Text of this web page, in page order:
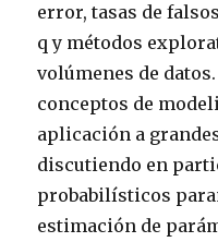
error, tasas de
q y métodos
volúmenes de
conceptos de
aplicación a
discutiendo en
probabilísticos
estimación de